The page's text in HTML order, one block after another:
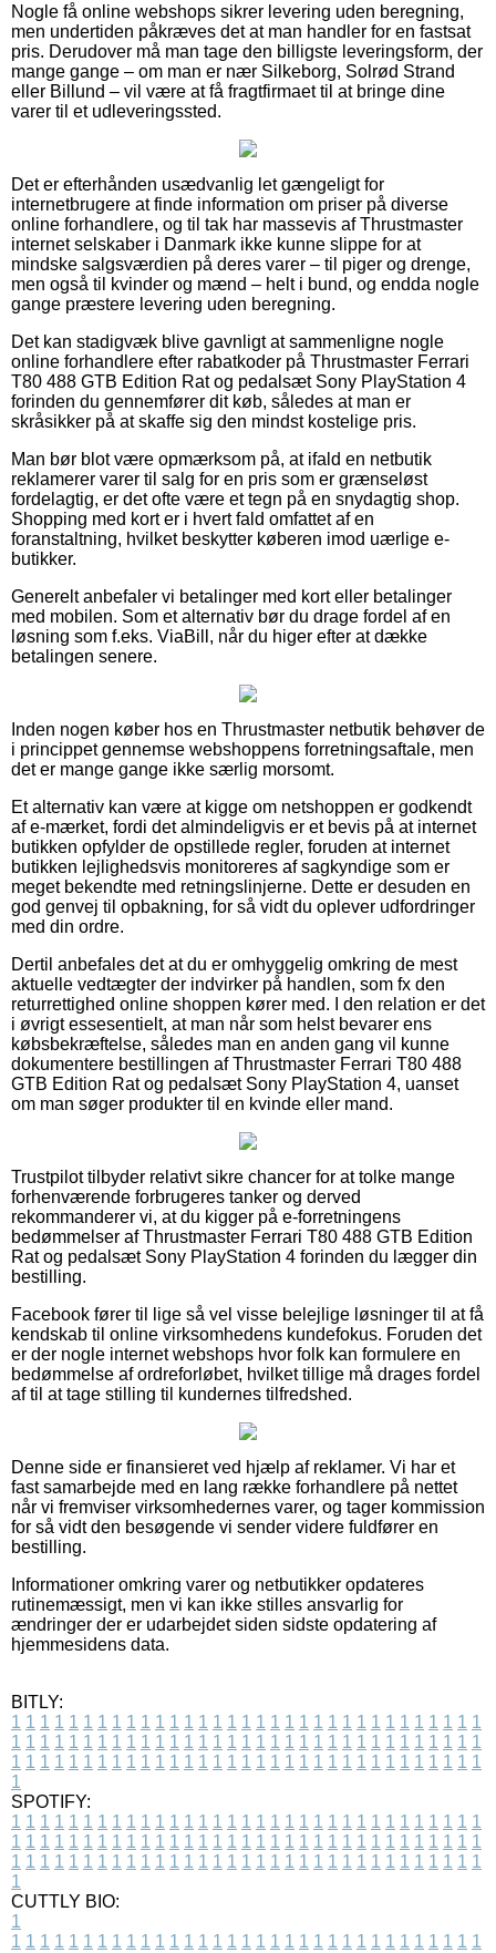
Nogle få online webshops sikrer levering uden beregning,
men undertiden påkræves det at man handler for en fastsat
pris. Derudover må man tage den billigste leveringsform, der
mange gange – om man er nær Silkeborg, Solrød Strand
eller Billund – vil være at få fragtfirmaet til at bringe dine
varer til et udleveringssted.
Det er efterhånden usædvanlig let gængeligt for
internetbrugere at finde information om priser på diverse
online forhandlere, og til tak har massevis af Thrustmaster
internet selskaber i Danmark ikke kunne slippe for at
mindske salgsværdien på deres varer – til piger og drenge,
men også til kvinder og mænd – helt i bund, og endda nogle
gange præstere levering uden beregning.
Det kan stadigvæk blive gavnligt at sammenligne nogle
online forhandlere efter rabatkoder på Thrustmaster Ferrari
T80 488 GTB Edition Rat og pedalsæt Sony PlayStation 4
forinden du gennemfører dit køb, således at man er
skråsikker på at skaffe sig den mindst kostelige pris.
Man bør blot være opmærksom på, at ifald en netbutik
reklamerer varer til salg for en pris som er grænseløst
fordelagtig, er det ofte være et tegn på en snydagtig shop.
Shopping med kort er i hvert fald omfattet af en
foranstaltning, hvilket beskytter køberen imod uærlige e-
butikker.
Generelt anbefaler vi betalinger med kort eller betalinger
med mobilen. Som et alternativ bør du drage fordel af en
løsning som f.eks. ViaBill, når du higer efter at dække
betalingen senere.
Inden nogen køber hos en Thrustmaster netbutik behøver de
i princippet gennemse webshoppens forretningsaftale, men
det er mange gange ikke særlig morsomt.
Et alternativ kan være at kigge om netshoppen er godkendt
af e-mærket, fordi det almindeligvis er et bevis på at internet
butikken opfylder de opstillede regler, foruden at internet
butikken lejlighedsvis monitoreres af sagkyndige som er
meget bekendte med retningslinjerne. Dette er desuden en
god genvej til opbakning, for så vidt du oplever udfordringer
med din ordre.
Dertil anbefales det at du er omhyggelig omkring de mest
aktuelle vedtægter der indvirker på handlen, som fx den
returrettighed online shoppen kører med. I den relation er det
i øvrigt essesentielt, at man når som helst bevarer ens
købsbekræftelse, således man en anden gang vil kunne
dokumentere bestillingen af Thrustmaster Ferrari T80 488
GTB Edition Rat og pedalsæt Sony PlayStation 4, uanset
om man søger produkter til en kvinde eller mand.
Trustpilot tilbyder relativt sikre chancer for at tolke mange
forhenværende forbrugeres tanker og derved
rekommanderer vi, at du kigger på e-forretningens
bedømmelser af Thrustmaster Ferrari T80 488 GTB Edition
Rat og pedalsæt Sony PlayStation 4 forinden du lægger din
bestilling.
Facebook fører til lige så vel visse belejlige løsninger til at få
kendskab til online virksomhedens kundefokus. Foruden det
er der nogle internet webshops hvor folk kan formulere en
bedømmelse af ordreforløbet, hvilket tillige må drages fordel
af til at tage stilling til kundernes tilfredshed.
Denne side er finansieret ved hjælp af reklamer. Vi har et
fast samarbejde med en lang række forhandlere på nettet
når vi fremviser virksomhedernes varer, og tager kommission
for så vidt den besøgende vi sender videre fuldfører en
bestilling.
Informationer omkring varer og netbutikker opdateres
rutinemæssigt, men vi kan ikke stilles ansvarlig for
ændringer der er udarbejdet siden sidste opdatering af
hjemmesidens data.
BITLY:
1 1 1 1 1 1 1 1 1 1 1 1 1 1 1 1 1 1 1 1 1 1 1 1 1 1 1 1 1 1 1 1 1
1 1 1 1 1 1 1 1 1 1 1 1 1 1 1 1 1 1 1 1 1 1 1 1 1 1 1 1 1 1 1 1 1
1 1 1 1 1 1 1 1 1 1 1 1 1 1 1 1 1 1 1 1 1 1 1 1 1 1 1 1 1 1 1 1 1
1
SPOTIFY:
1 1 1 1 1 1 1 1 1 1 1 1 1 1 1 1 1 1 1 1 1 1 1 1 1 1 1 1 1 1 1 1 1
1 1 1 1 1 1 1 1 1 1 1 1 1 1 1 1 1 1 1 1 1 1 1 1 1 1 1 1 1 1 1 1 1
1 1 1 1 1 1 1 1 1 1 1 1 1 1 1 1 1 1 1 1 1 1 1 1 1 1 1 1 1 1 1 1 1
1
CUTTLY BIO:
1
1 1 1 1 1 1 1 1 1 1 1 1 1 1 1 1 1 1 1 1 1 1 1 1 1 1 1 1 1 1 1 1 1